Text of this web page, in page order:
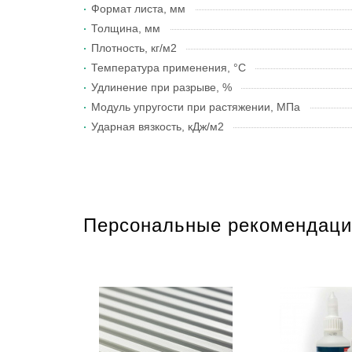
Формат листа, мм
Толщина, мм
Плотность, кг/м2
Температура применения, °С
Удлинение при разрыве, %
Модуль упругости при растяжении, МПа
Ударная вязкость, кДж/м2
Персональные